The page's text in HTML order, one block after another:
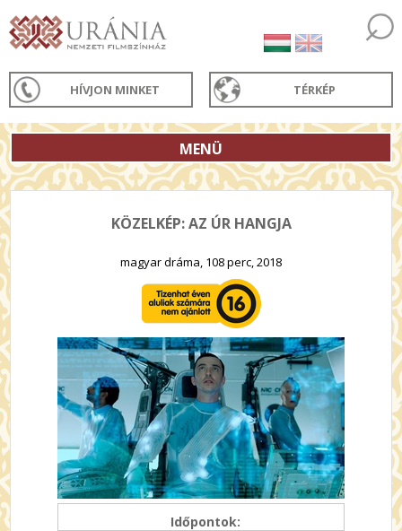
HÍVJON MINKET TÉRKÉP
MENÜ
KÖZELKÉP: AZ ÚR HANGJA
magyar dráma, 108 perc, 2018
Időpontok: